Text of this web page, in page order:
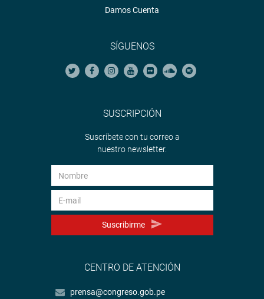
Damos Cuenta
SÍGUENOS
SUSCRIPCIÓN
Suscríbete con tu correo a
nuestro newsletter.
Suscribirme
CENTRO DE ATENCIÓN
prensa@congreso.gob.pe